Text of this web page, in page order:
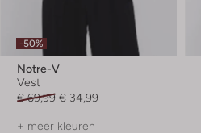
-50%
Notre-V
Vest
€ 69,99 € 34,99
+ meer kleuren